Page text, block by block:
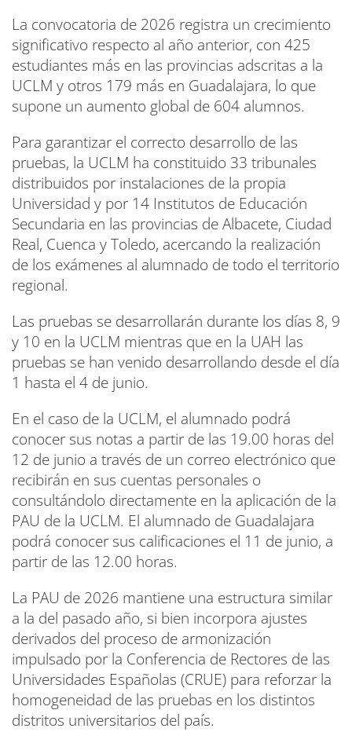
La convocatoria de 2026 registra un crecimiento
significativo respecto al año anterior, con 425
estudiantes más en las provincias adscritas a la
UCLM y otros 179 más en Guadalajara, lo que
supone un aumento global de 604 alumnos.
Para garantizar el correcto desarrollo de las
pruebas, la UCLM ha constituido 33 tribunales
distribuidos por instalaciones de la propia
Universidad y por 14 Institutos de Educación
Secundaria en las provincias de Albacete, Ciudad
Real, Cuenca y Toledo, acercando la realización
de los exámenes al alumnado de todo el territorio
regional.
Las pruebas se desarrollarán durante los días 8, 9
y 10 en la UCLM mientras que en la UAH las
pruebas se han venido desarrollando desde el día
1 hasta el 4 de junio.
En el caso de la UCLM, el alumnado podrá
conocer sus notas a partir de las 19.00 horas del
12 de junio a través de un correo electrónico que
recibirán en sus cuentas personales o
consultándolo directamente en la aplicación de la
PAU de la UCLM. El alumnado de Guadalajara
podrá conocer sus calificaciones el 11 de junio, a
partir de las 12.00 horas.
La PAU de 2026 mantiene una estructura similar
a la del pasado año, si bien incorpora ajustes
derivados del proceso de armonización
impulsado por la Conferencia de Rectores de las
Universidades Españolas (CRUE) para reforzar la
homogeneidad de las pruebas en los distintos
distritos universitarios del país.